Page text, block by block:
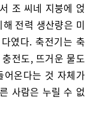
조 씨네 지붕에 얹
전력 생산량은 미
였다. 축전기는 축
전도, 뜨거운 물도
온다는 것 자체가
사람은 누릴 수 없